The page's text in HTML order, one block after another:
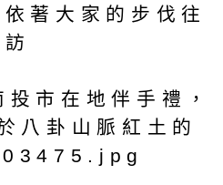
著大家的步伐往